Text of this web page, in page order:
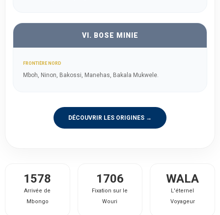
VI. BOSE MINIE
FRONTIÈRE NORD
Mboh, Ninon, Bakossi, Manehas, Bakala Mukwele.
DÉCOUVRIR LES ORIGINES →
1578
Arrivée de
Mbongo
1706
Fixation sur le
Wouri
WALA
L'éternel
Voyageur